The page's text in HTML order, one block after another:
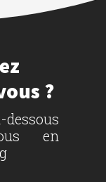
?
en